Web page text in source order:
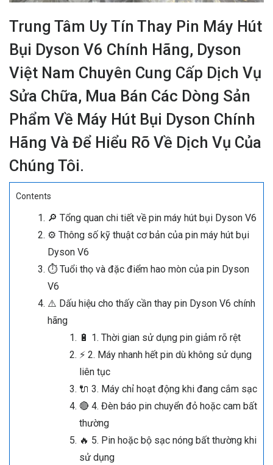
Trung Tâm Uy Tín Thay Pin Máy Hút
Bụi Dyson V6 Chính Hãng, Dyson
Việt Nam Chuyên Cung Cấp Dịch Vụ
Sửa Chữa, Mua Bán Các Dòng Sản
Phẩm Về Máy Hút Bụi Dyson Chính
Hãng Và Để Hiểu Rõ Về Dịch Vụ Của
Chúng Tôi.
Contents
🔎 Tổng quan chi tiết về pin máy hút bụi Dyson V6
⚙️ Thông số kỹ thuật cơ bản của pin máy hút bụi
Dyson V6
⏱ Tuổi thọ và đặc điểm hao mòn của pin Dyson
V6
⚠️ Dấu hiệu cho thấy cần thay pin Dyson V6 chính
hãng
🔋 1. Thời gian sử dụng pin giảm rõ rệt
⚡ 2. Máy nhanh hết pin dù không sử dụng
liên tục
🔌 3. Máy chỉ hoạt động khi đang cắm sạc
🔴 4. Đèn báo pin chuyển đỏ hoặc cam bất
thường
🔥 5. Pin hoặc bộ sạc nóng bất thường khi
sử dụng